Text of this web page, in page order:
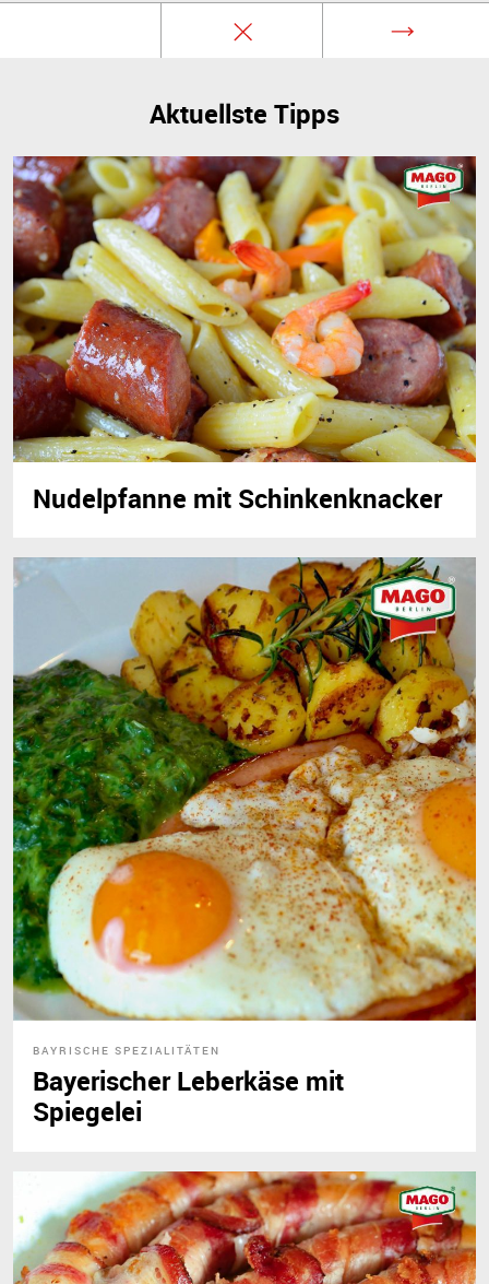
Aktuellste Tipps
Nudelpfanne mit Schinkenknacker
BAYRISCHE SPEZIALITÄTEN
Bayerischer Leberkäse mit
Spiegelei